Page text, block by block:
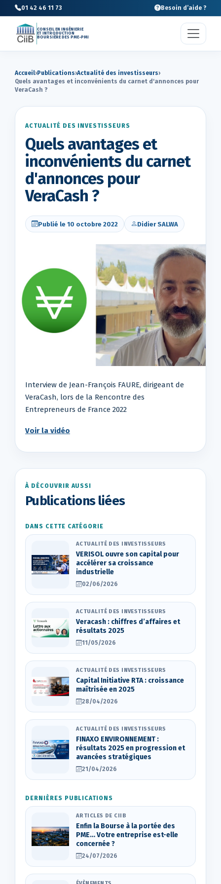
01 42 46 11 73 Besoin d’aide ?
CONSEIL EN INGÉNIERIE
ET INTRODUCTION
BOURSIÈRE DES PME-PMI
Accueil› Publications›Actualité des investisseurs›
Quels avantages et inconvénients du carnet d'annonces pour
VeraCash ?
ACTUALITÉ DES INVESTISSEURS
Quels avantages et
inconvénients du carnet
d'annonces pour
VeraCash ?
Publié le 10 octobre 2022 Didier SALWA
Interview de Jean-François FAURE, dirigeant de
VeraCash, lors de la Rencontre des
Entrepreneurs de France 2022
Voir la vidéo
À DÉCOUVRIR AUSSI
Publications liées
DANS CETTE CATÉGORIE
ACTUALITÉ DES INVESTISSEURS
VERISOL ouvre son capital pour
accélérer sa croissance
industrielle
02/06/2026
ACTUALITÉ DES INVESTISSEURS
Veracash : chiffres d’affaires et
résultats 2025
11/05/2026
ACTUALITÉ DES INVESTISSEURS
Capital Initiative RTA : croissance
maîtrisée en 2025
28/04/2026
ACTUALITÉ DES INVESTISSEURS
FINAXO ENVIRONNEMENT :
résultats 2025 en progression et
avancées stratégiques
21/04/2026
DERNIÈRES PUBLICATIONS
ARTICLES DE CIIB
Enfin la Bourse à la portée des
PME… Votre entreprise est-elle
concernée ?
24/07/2026